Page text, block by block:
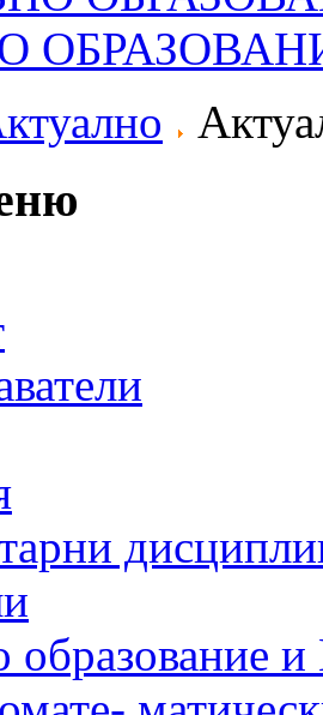
образование